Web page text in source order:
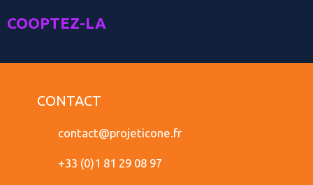
COOPTEZ-LA
CONTACT
contact@projeticone.fr
+33 (0)1 81 29 08 97